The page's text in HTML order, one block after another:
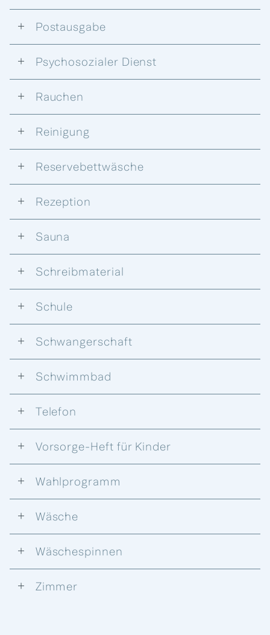
Postausgabe
Psychosozialer Dienst
Rauchen
Reinigung
Reservebettwäsche
Rezeption
Sauna
Schreibmaterial
Schule
Schwangerschaft
Schwimmbad
Telefon
Vorsorge-Heft für Kinder
Wahlprogramm
Wäsche
Wäschespinnen
Zimmer